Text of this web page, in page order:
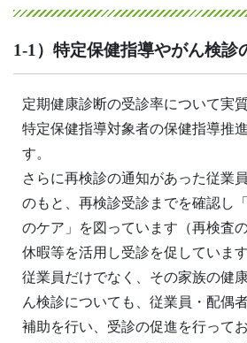
1-1）特定保健指導やがん検診
定期健康診断の受診率について実
特定保健指導対象者の保健指導推
す。
さらに再検診の通知があった従業
のもと、再検診受診までを確認し
のケア」を図っています（再検査
休暇等を活用し受診を促しています
従業員だけでなく、その家族の健
ん検診についても、従業員・配偶
補助を行い、受診の促進を行ってお